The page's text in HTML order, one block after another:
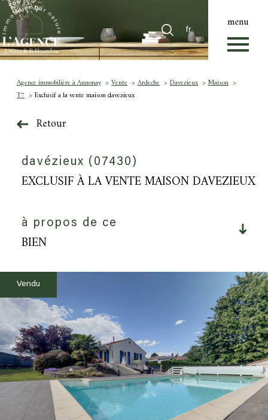
menu
fr
Accueil
Agence immobilière à Annonay Vente Ardeche Davezieux
Maison
T7
Exclusif a la vente maison davezieux
Retour
davézieux (07430)
EXCLUSIF À LA VENTE MAISON DAVEZIEUX
à propos de ce
BIEN
plus d'informations
FINANCIÈRES
plus de
DÉTAILS
Vendu